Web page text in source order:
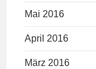
Mai 2016
April 2016
März 2016